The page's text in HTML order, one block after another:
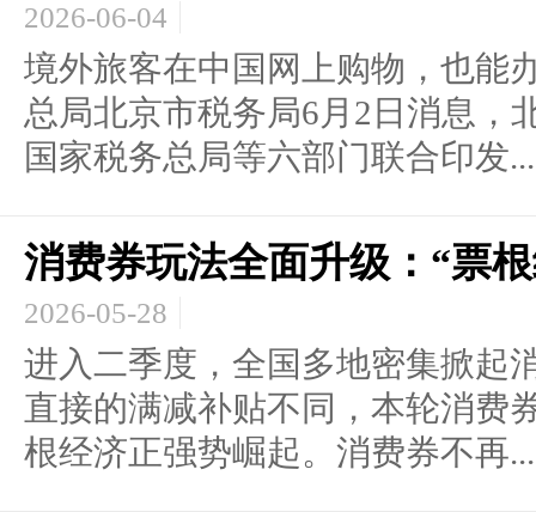
2026-06-04
境外旅客在中国网上购物，也能
总局北京市税务局6月2日消息，
国家税务总局等六部门联合印发...
消费券玩法全面升级：“票
2026-05-28
进入二季度，全国多地密集掀起
直接的满减补贴不同，本轮消费
根经济正强势崛起。消费券不再...